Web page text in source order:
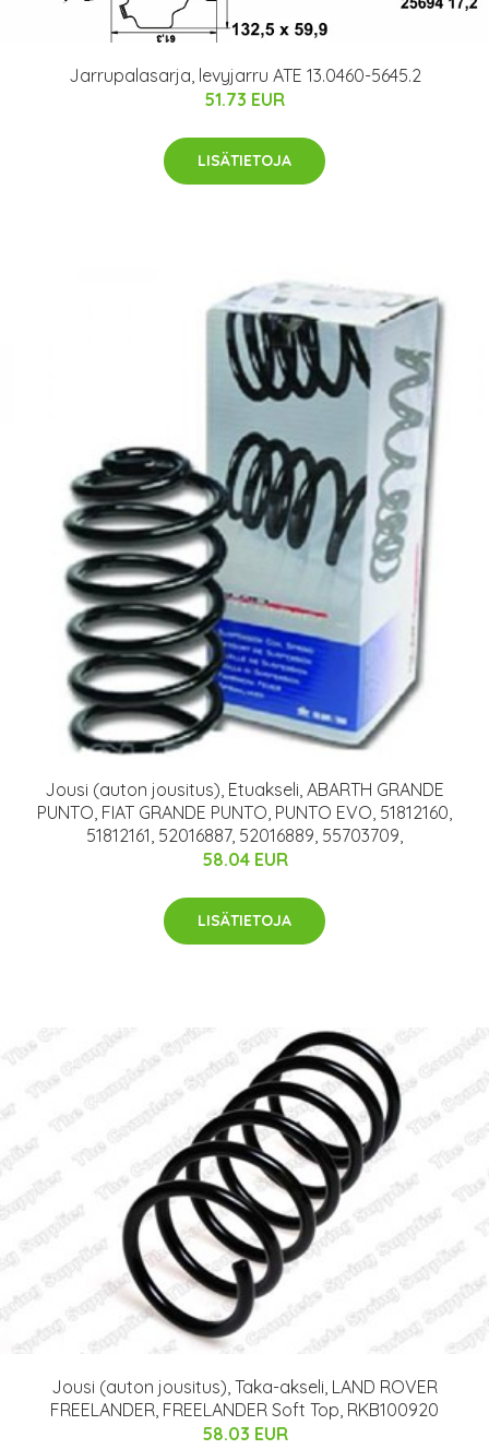
Jarrupalasarja, levyjarru ATE 13.0460-5645.2
51.73 EUR
LISÄTIETOJA
Jousi (auton jousitus), Etuakseli, ABARTH GRANDE
PUNTO, FIAT GRANDE PUNTO, PUNTO EVO, 51812160,
51812161, 52016887, 52016889, 55703709,
58.04 EUR
LISÄTIETOJA
Jousi (auton jousitus), Taka-akseli, LAND ROVER
FREELANDER, FREELANDER Soft Top, RKB100920
58.03 EUR